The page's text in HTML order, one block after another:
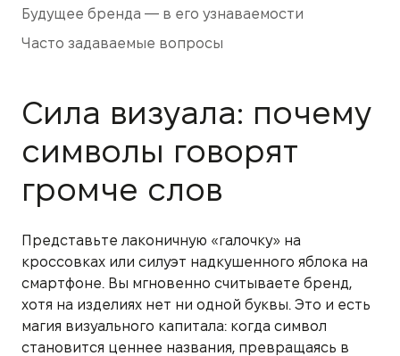
Будущее бренда — в его узнаваемости
Часто задаваемые вопросы
Сила визуала: почему
символы говорят
громче слов
Представьте лаконичную «галочку» на
кроссовках или силуэт надкушенного яблока на
смартфоне. Вы мгновенно считываете бренд,
хотя на изделиях нет ни одной буквы. Это и есть
магия визуального капитала: когда символ
становится ценнее названия, превращаясь в